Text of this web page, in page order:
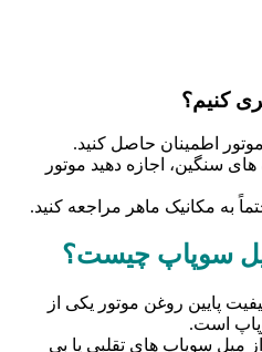
کنیم؟
اطمینان حاصل کنید.
سنگین، اجازه دهید موتور
به مکانیک ماهر مراجعه کنید.
سوپاپ چیست؟
پایین روغن موتور یکی از
است.
از میل سوپاپ های تقلبی یا بی